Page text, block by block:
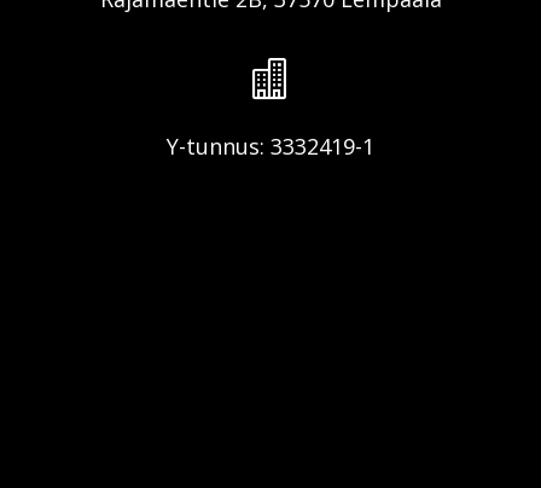

Y-tunnus: 3332419-1